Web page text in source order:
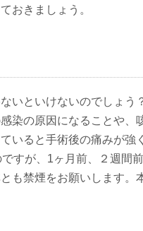
おきましょう。
いといけないのでしょう
染の原因になることや、
いると手術後の痛みが強
すが、1ヶ月前、２週間
も禁煙をお願いします。